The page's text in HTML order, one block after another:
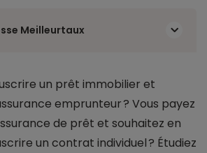
Meilleurtaux
un prêt immobilier et
emprunteur ? Vous payez
de prêt et souhaitez en
un contrat individuel ? Étudiez